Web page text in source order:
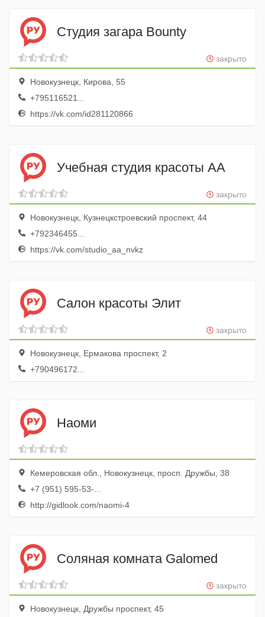
Cтудия загара Bounty
закрыто
Новокузнецк, Кирова, 55
+795116521...
https://vk.com/id281120866
Учебная студия красоты АА
закрыто
Новокузнецк, Кузнецкстроевский проспект, 44
+792346455...
https://vk.com/studio_aa_nvkz
Салон красоты Элит
закрыто
Новокузнецк, Ермакова проспект, 2
+790496172...
Наоми
Кемеровская обл., Новокузнецк, просп. Дружбы, 38
+7 (951) 595-53-...
http://gidlook.com/naomi-4
Соляная комната Galomed
закрыто
Новокузнецк, Дружбы проспект, 45